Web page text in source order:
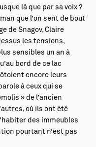
là que par sa voix ?
que l’on sent de bout
de Snagov, Claire
les tensions,
sensibles un an à
bord de ce lac
encore leurs
à ceux qui se
» de l’ancien
où ils ont été
des immeubles
pourtant n’est pas